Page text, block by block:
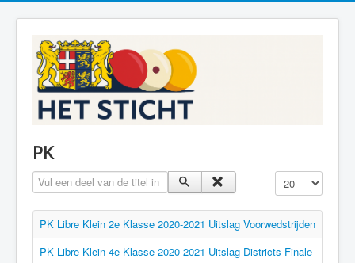
PK
Vul een deel van de titel in Toon #
PK Libre Klein 2e Klasse 2020-2021 Uitslag Voorwedstrijden
PK Libre Klein 4e Klasse 2020-2021 Uitslag Districts Finale